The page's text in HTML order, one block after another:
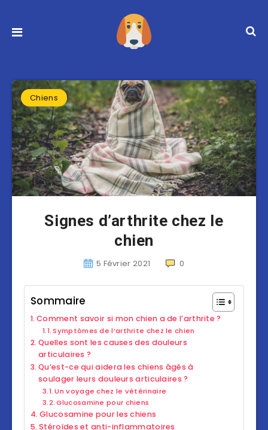
Chiens
Signes d’arthrite chez le
chien
5 Février 2021 0
Sommaire
Comment savoir si mon chien a de l’arthrite ?
Symptômes de l’arthrite chez le chien
Quelles sont les causes des douleurs
articulaires ?
Qu’est-ce qui aidera les chiens âgés à
soulager leurs douleurs articulaires ?
Un voyage chez le vétérinaire
Glucosamine pour chiens
Glucosamine pour les chiens
Stéroïdes et anti-inflammatoires